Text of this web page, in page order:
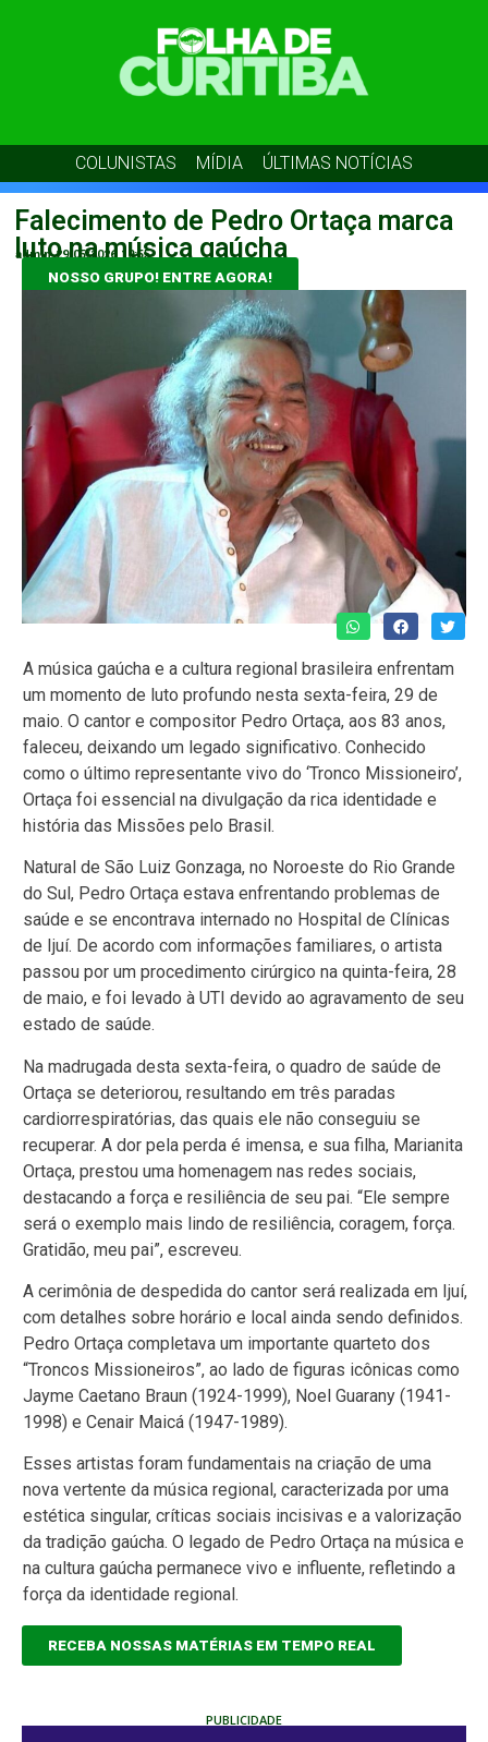
COLUNISTAS MÍDIA ÚLTIMAS NOTÍCIAS
Falecimento de Pedro Ortaça marca
luto na música gaúcha
admin 29/05/2026 10:55
NOSSO GRUPO! ENTRE AGORA!
A música gaúcha e a cultura regional brasileira enfrentam
um momento de luto profundo nesta sexta-feira, 29 de
maio. O cantor e compositor Pedro Ortaça, aos 83 anos,
faleceu, deixando um legado significativo. Conhecido
como o último representante vivo do ‘Tronco Missioneiro’,
Ortaça foi essencial na divulgação da rica identidade e
história das Missões pelo Brasil.
Natural de São Luiz Gonzaga, no Noroeste do Rio Grande
do Sul, Pedro Ortaça estava enfrentando problemas de
saúde e se encontrava internado no Hospital de Clínicas
de Ijuí. De acordo com informações familiares, o artista
passou por um procedimento cirúrgico na quinta-feira, 28
de maio, e foi levado à UTI devido ao agravamento de seu
estado de saúde.
Na madrugada desta sexta-feira, o quadro de saúde de
Ortaça se deteriorou, resultando em três paradas
cardiorrespiratórias, das quais ele não conseguiu se
recuperar. A dor pela perda é imensa, e sua filha, Marianita
Ortaça, prestou uma homenagem nas redes sociais,
destacando a força e resiliência de seu pai. “Ele sempre
será o exemplo mais lindo de resiliência, coragem, força.
Gratidão, meu pai”, escreveu.
A cerimônia de despedida do cantor será realizada em Ijuí,
com detalhes sobre horário e local ainda sendo definidos.
Pedro Ortaça completava um importante quarteto dos
“Troncos Missioneiros”, ao lado de figuras icônicas como
Jayme Caetano Braun (1924-1999), Noel Guarany (1941-
1998) e Cenair Maicá (1947-1989).
Esses artistas foram fundamentais na criação de uma
nova vertente da música regional, caracterizada por uma
estética singular, críticas sociais incisivas e a valorização
da tradição gaúcha. O legado de Pedro Ortaça na música e
na cultura gaúcha permanece vivo e influente, refletindo a
força da identidade regional.
RECEBA NOSSAS MATÉRIAS EM TEMPO REAL
PUBLICIDADE